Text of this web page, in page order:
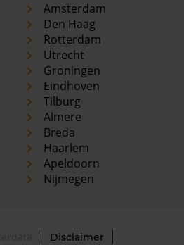
Amsterdam
Den Haag
Rotterdam
Utrecht
Groningen
Eindhoven
Tilburg
Almere
Breda
Haarlem
Apeldoorn
Nijmegen
Disclaimer